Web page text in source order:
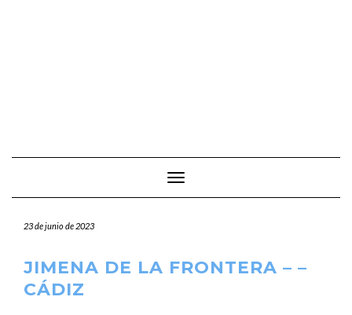
Cambiar modo de navegación
23 de junio de 2023
JIMENA DE LA FRONTERA – –
CÁDIZ